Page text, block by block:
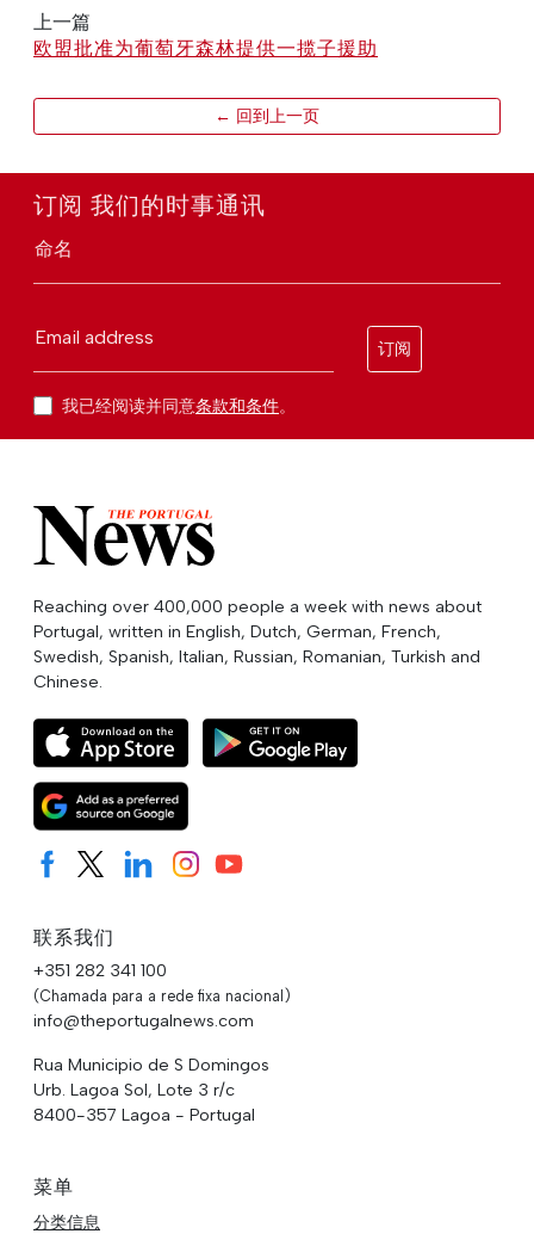
上一篇
欧盟批准为葡萄牙森林提供一揽子援助
← 回到上一页
订阅 我们的时事通讯
命名
Email address
订阅
我已经阅读并同意条款和条件。
Reaching over 400,000 people a week with news about
Portugal, written in English, Dutch, German, French,
Swedish, Spanish, Italian, Russian, Romanian, Turkish and
Chinese.
联系我们
+351 282 341 100
(Chamada para a rede fixa nacional)
info@theportugalnews.com
Rua Municipio de S Domingos
Urb. Lagoa Sol, Lote 3 r/c
8400-357 Lagoa - Portugal
菜单
分类信息